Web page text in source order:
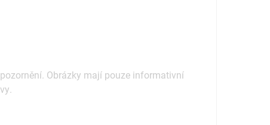
Obrázky mají pouze informativní